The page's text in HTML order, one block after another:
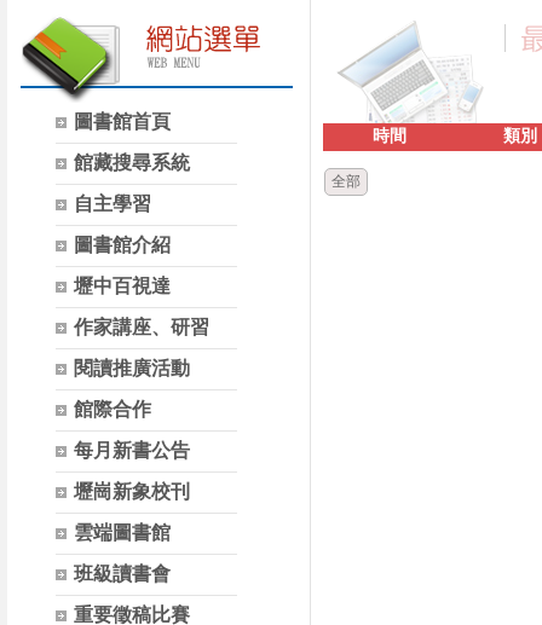
圖書館首頁
館藏搜尋系統
自主學習
圖書館介紹
壢中百視達
作家講座、研習
閱讀推廣活動
館際合作
每月新書公告
壢崗新象校刊
雲端圖書館
班級讀書會
重要徵稿比賽
時間 類別
全部